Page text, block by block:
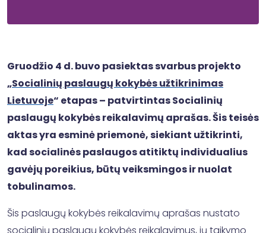
Gruodžio 4 d. buvo pasiektas svarbus projekto
„Socialinių paslaugų kokybės užtikrinimas
Lietuvoje“ etapas – patvirtintas Socialinių
paslaugų kokybės reikalavimų aprašas. Šis teisės
aktas yra esminė priemonė, siekiant užtikrinti,
kad socialinės paslaugos atitiktų individualius
gavėjų poreikius, būtų veiksmingos ir nuolat
tobulinamos.
Šis paslaugų kokybės reikalavimų aprašas nustato